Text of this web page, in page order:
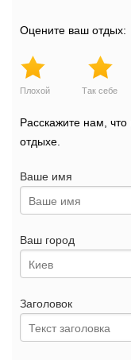
Оцените ваш отдых:
Плохой Так себе
Расскажите нам,
отдыхе.
Ваше имя
Ваш город
Заголовок